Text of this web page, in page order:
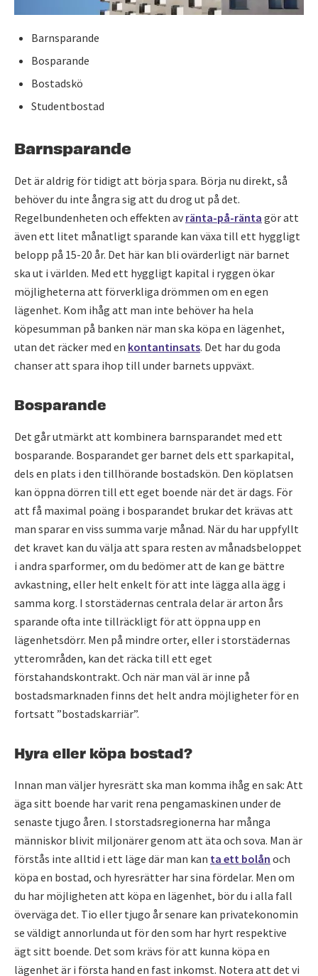
Barnsparande
Bosparande
Bostadskö
Studentbostad
Barnsparande
Det är aldrig för tidigt att börja spara. Börja nu direkt, så
behöver du inte ångra sig att du drog ut på det.
Regelbundenheten och effekten av ränta-på-ränta gör att
även ett litet månatligt sparande kan växa till ett hyggligt
belopp på 15-20 år. Det här kan bli ovärderligt när barnet
ska ut i världen. Med ett hyggligt kapital i ryggen ökar
möjligheterna att förverkliga drömmen om en egen
lägenhet. Kom ihåg att man inte behöver ha hela
köpesumman på banken när man ska köpa en lägenhet,
utan det räcker med en kontantinsats. Det har du goda
chanser att spara ihop till under barnets uppväxt.
Bosparande
Det går utmärkt att kombinera barnsparandet med ett
bosparande. Bosparandet ger barnet dels ett sparkapital,
dels en plats i den tillhörande bostadskön. Den köplatsen
kan öppna dörren till ett eget boende när det är dags. För
att få maximal poäng i bosparandet brukar det krävas att
man sparar en viss summa varje månad. När du har uppfyllt
det kravet kan du välja att spara resten av månadsbeloppet
i andra sparformer, om du bedömer att de kan ge bättre
avkastning, eller helt enkelt för att inte lägga alla ägg i
samma korg. I storstädernas centrala delar är arton års
sparande ofta inte tillräckligt för att öppna upp en
lägenhetsdörr. Men på mindre orter, eller i storstädernas
ytterområden, kan det räcka till ett eget
förstahandskontrakt. Och när man väl är inne på
bostadsmarknaden finns det helt andra möjligheter för en
fortsatt ”bostadskarriär”.
Hyra eller köpa bostad?
Innan man väljer hyresrätt ska man komma ihåg en sak: Att
äga sitt boende har varit rena pengamaskinen under de
senaste tjugo åren. I storstadsregionerna har många
människor blivit miljonärer genom att äta och sova. Man är
förstås inte alltid i ett läge där man kan ta ett bolån och
köpa en bostad, och hyresrätter har sina fördelar. Men om
du har möjligheten att köpa en lägenhet, bör du i alla fall
överväga det. Tio eller tjugo år senare kan privatekonomin
se väldigt annorlunda ut för den som har hyrt respektive
ägt sitt boende. Det som krävs för att kunna köpa en
lägenhet är i första hand en fast inkomst. Notera att det vi